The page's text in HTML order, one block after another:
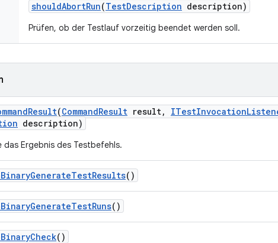
shouldAbortRun(TestDescription description)
Prüfen, ob der Testlauf vorzeitig beendet werden soll.
Result(CommandResult result, ITestInvocation
description)
das Ergebnis des Testbefehls.
BinaryGenerateTestResults()
BinaryGenerateTestRuns()
BinaryCheck()